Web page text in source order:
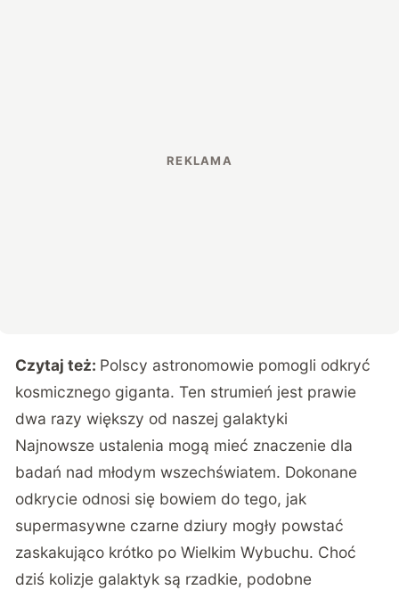
Czytaj też: Polscy astronomowie pomogli odkryć
kosmicznego giganta. Ten strumień jest prawie
dwa razy większy od naszej galaktyki
Najnowsze ustalenia mogą mieć znaczenie dla
badań nad młodym wszechświatem. Dokonane
odkrycie odnosi się bowiem do tego, jak
supermasywne czarne dziury mogły powstać
zaskakująco krótko po Wielkim Wybuchu. Choć
dziś kolizje galaktyk są rzadkie, podobne